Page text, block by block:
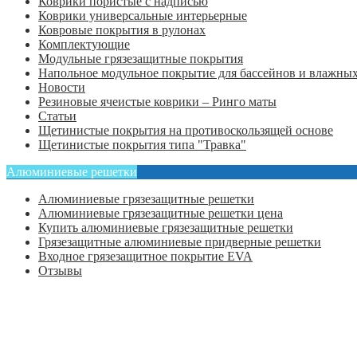
Коврики универсальные интерьерные
Ковровые покрытия в рулонах
Комплектующие
Модульные грязезащитные покрытия
Напольное модульное покрытие для бассейнов и
Новости
Резиновые ячеистые коврики – Ринго маты
Статьи
Щетинистые покрытия на противоскользящей основе
Щетинистые покрытия типа "Травка"
Алюминиевые решетки
Алюминиевые грязезащитные решетки
Алюминиевые грязезащитные решетки цена
Купить алюминиевые грязезащитные решетки
Грязезащитные алюминиевые придверные решетки
Входное грязезащитное покрытие EVA
Отзывы